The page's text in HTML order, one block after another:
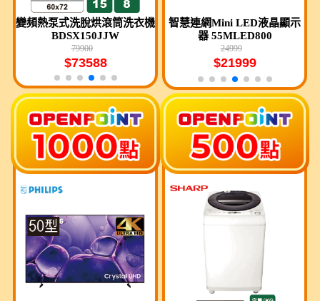
變頻熱泵式洗脫烘滾筒洗衣機
BDSX150JJW
79900
$73588
一奈米UHD液晶顯示器 65Q
NED86BTA
$49900
Scion織物清洗吸塵洗地機 S
WC-18EPF90
24900
$13900結帳享驚喜價
智慧連網Mini LED液晶顯示
器 55MLED800
24999
$21999